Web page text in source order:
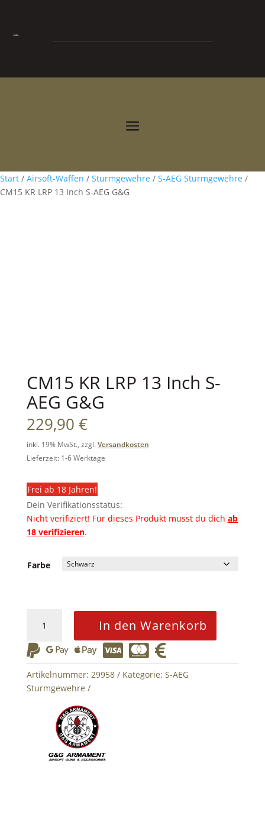
Start / Airsoft-Waffen / Sturmgewehre / S-AEG Sturmgewehre /
CM15 KR LRP 13 Inch S-AEG G&G
CM15 KR LRP 13 Inch S-
AEG G&G
229,90 €
inkl. 19% MwSt., zzgl.Versandkosten
Lieferzeit: 1-6 Werktage
Frei ab 18 Jahren!
Dein Verifikationsstatus:
Nicht verifiziert! Für dieses Produkt musst du dich ab
18 verifizieren.
Farbe
LRP
13
Inch
S-
In den Warenkorb
     
Artikelnummer: 29958 Kategorie: S-AEG
Sturmgewehre